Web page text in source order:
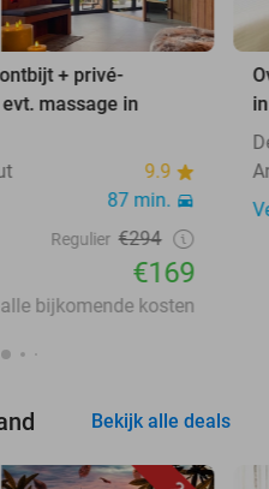
+ privé-
massage in
9.9
87 min.
Regulier €294
€169
bijkomende kosten
Bekijk alle deals